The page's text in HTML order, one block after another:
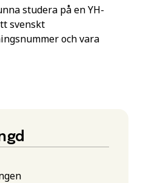
studera på en YH-
svenskt
och vara